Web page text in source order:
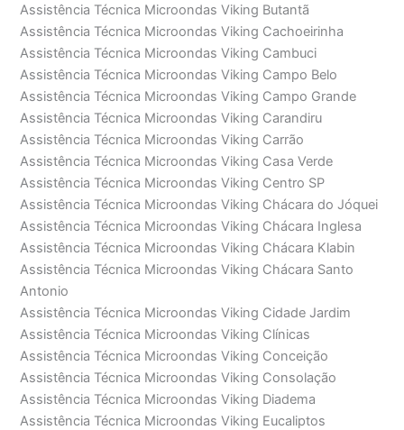
Assistência Técnica Microondas Viking Butantã
Assistência Técnica Microondas Viking Cachoeirinha
Assistência Técnica Microondas Viking Cambuci
Assistência Técnica Microondas Viking Campo Belo
Assistência Técnica Microondas Viking Campo Grande
Assistência Técnica Microondas Viking Carandiru
Assistência Técnica Microondas Viking Carrão
Assistência Técnica Microondas Viking Casa Verde
Assistência Técnica Microondas Viking Centro SP
Assistência Técnica Microondas Viking Chácara do Jóquei
Assistência Técnica Microondas Viking Chácara Inglesa
Assistência Técnica Microondas Viking Chácara Klabin
Assistência Técnica Microondas Viking Chácara Santo
Antonio
Assistência Técnica Microondas Viking Cidade Jardim
Assistência Técnica Microondas Viking Clínicas
Assistência Técnica Microondas Viking Conceição
Assistência Técnica Microondas Viking Consolação
Assistência Técnica Microondas Viking Diadema
Assistência Técnica Microondas Viking Eucaliptos